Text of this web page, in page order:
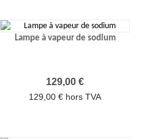
Lampe à vapeur de sodium
Prix
129,00 €
129,00 € hors TVA